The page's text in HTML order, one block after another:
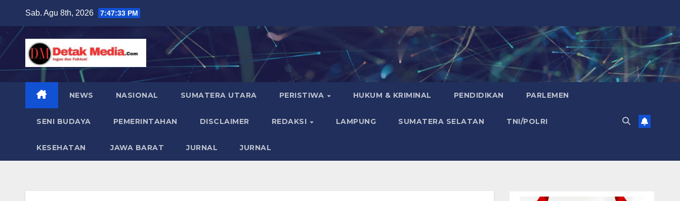
content
Sab. Agu 8th, 2026 7:47:34 PM
NEWS NASIONAL SUMATERA UTARA PERISTIWA HUKUM & KRIMINAL PENDIDIKAN PARLEMEN
SENI BUDAYA PEMERINTAHAN DISCLAIMER REDAKSI LAMPUNG SUMATERA SELATAN TNI/POLRI
KESEHATAN JAWA BARAT JURNAL JURNAL